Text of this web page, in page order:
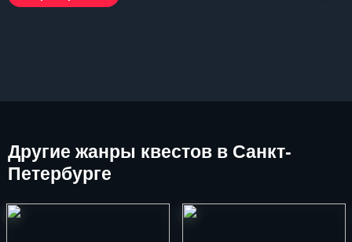
Другие жанры квестов в Санкт-
Петербурге